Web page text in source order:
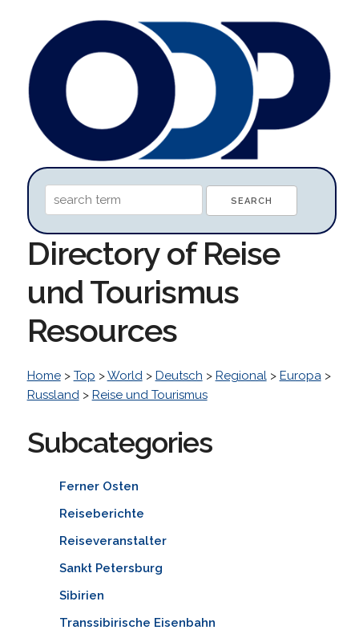
Directory of Reise
und Tourismus
Resources
Home> Top >World> Deutsch > Regional> Europa>
Russland> Reise und Tourismus
Subcategories
Ferner Osten
Reiseberichte
Reiseveranstalter
Sankt Petersburg
Sibirien
Transsibirische Eisenbahn